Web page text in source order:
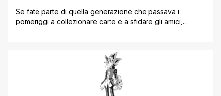
Se fate parte di quella generazione che passava i
pomeriggi a collezionare carte e a sfidare gli amici,
spegnere un numero impressionante di candeline. Per
celebrare alla grande il trentesimo anniversario della
nascita del manga originale del compianto [']